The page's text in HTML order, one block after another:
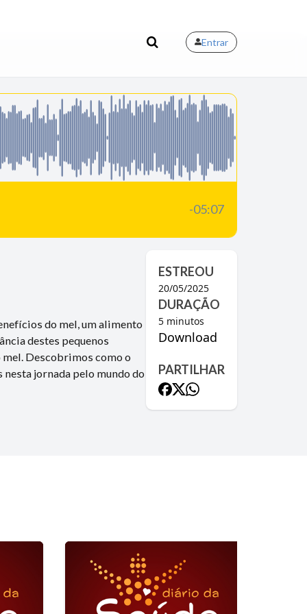
Entrar
-05:07
do mel, um alimento
destes pequenos
Descobrimos como o
jornada pelo mundo do
ESTREOU
20/05/2025
DURAÇÃO
5 minutos
Download
PARTILHAR